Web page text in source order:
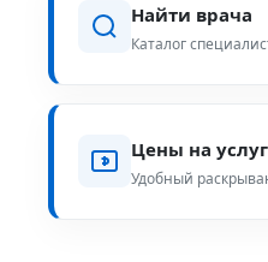
Найти врача
Каталог
Цены на
Удобный